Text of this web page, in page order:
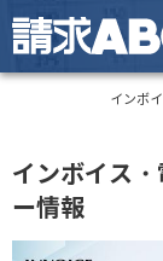
インボ
インボイス
ー情報